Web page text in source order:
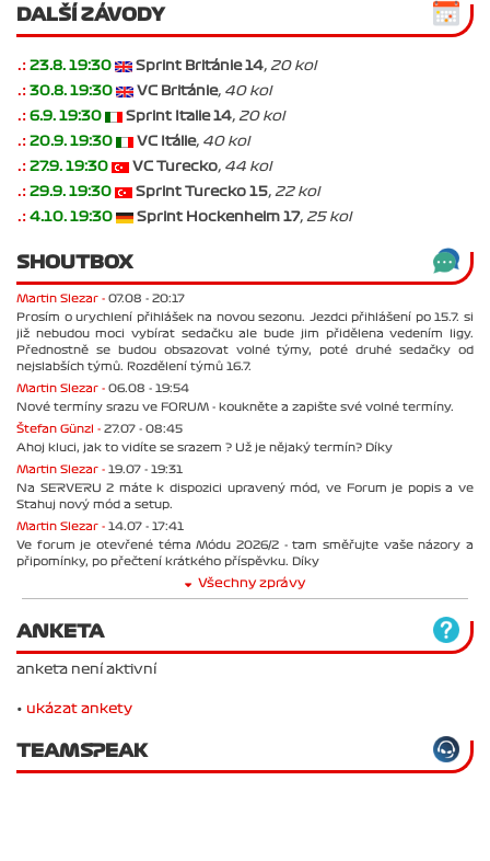
DALŠÍ ZÁVODY
.: 23.8. 19:30 Sprint Británie 14, 20 kol
.: 30.8. 19:30 VC Británie, 40 kol
.: 6.9. 19:30 Sprint Italie 14, 20 kol
.: 20.9. 19:30 VC Itálie, 40 kol
.: 27.9. 19:30 VC Turecko, 44 kol
.: 29.9. 19:30 Sprint Turecko 15, 22 kol
.: 4.10. 19:30 Sprint Hockenheim 17, 25 kol
SHOUTBOX
Martin Slezar - 07.08 - 20:17
Prosím o urychlení přihlášek na novou sezonu. Jezdci přihlášení po 15.7. si
již nebudou moci vybírat sedačku ale bude jim přidělena vedením ligy.
Přednostně se budou obsazovat volné týmy, poté druhé sedačky od
nejslabších týmů. Rozdělení týmů 16.7.
Martin Slezar - 06.08 - 19:54
Nové termíny srazu ve FORUM - koukněte a zapište své volné termíny.
Štefan Günzl - 27.07 - 08:45
Ahoj kluci, jak to vidíte se srazem ? Už je nějaký termín? Díky
Martin Slezar - 19.07 - 19:31
Na SERVERU 2 máte k dispozici upravený mód, ve Forum je popis a ve
Stahuj nový mód a setup.
Martin Slezar - 14.07 - 17:41
Ve forum je otevřené téma Módu 2026/2 - tam směřujte vaše názory a
připomínky, po přečtení krátkého příspěvku. Díky
Všechny zprávy
ANKETA
anketa není aktivní
• ukázat ankety
TEAMSPEAK